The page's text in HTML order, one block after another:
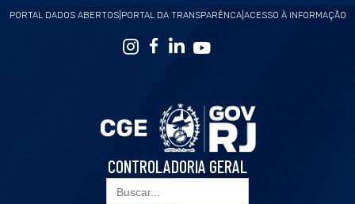
PORTAL DADOS ABERTOS| PORTAL DA TRANSPARÊNCA| ACESSO À INFORMAÇÃO
CONTROLADORIA GERAL
Search
for: